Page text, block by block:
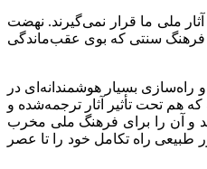
ملی ما قرار نمی‌گیرند. نهضت
فرهنگ سنتی که بوی عقب‌ماندگی
راه‌سازی بسیار هوشمندانه‌ای در
هم تحت تأثیر آثار ترجمه‌شده و
و آن را برای فرهنگ ملی مخرب
طبیعی راه تکامل خود را تا عصر